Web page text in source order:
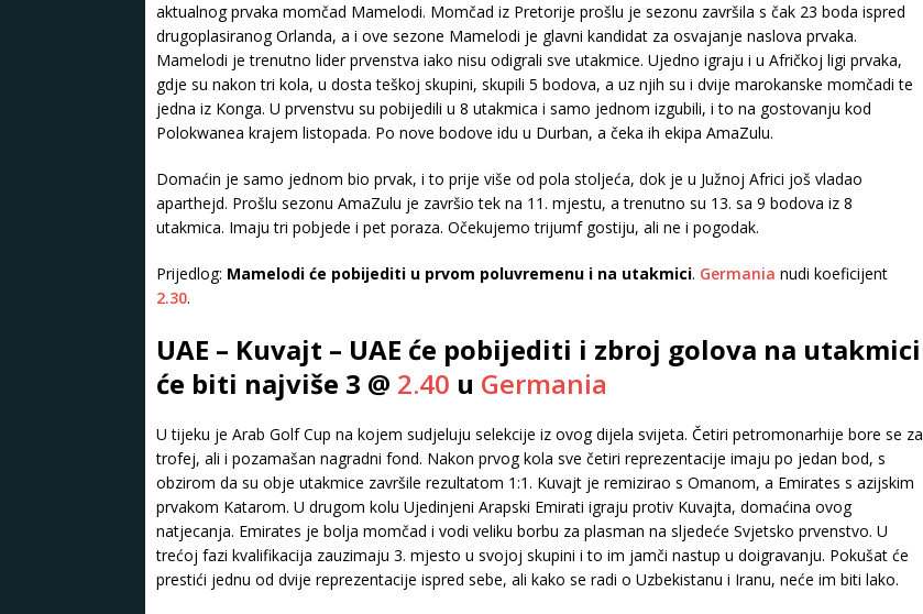
aktualnog prvaka momčad Mamelodi. Momčad iz Pretorije prošlu je sezonu završila s čak 23 boda ispred
drugoplasiranog Orlanda, a i ove sezone Mamelodi je glavni kandidat za osvajanje naslova prvaka.
Mamelodi je trenutno lider prvenstva iako nisu odigrali sve utakmice. Ujedno igraju i u Afričkoj ligi prvaka,
gdje su nakon tri kola, u dosta teškoj skupini, skupili 5 bodova, a uz njih su i dvije marokanske momčadi te
jedna iz Konga. U prvenstvu su pobijedili u 8 utakmica i samo jednom izgubili, i to na gostovanju kod
Polokwanea krajem listopada. Po nove bodove idu u Durban, a čeka ih ekipa AmaZulu.
Domaćin je samo jednom bio prvak, i to prije više od pola stoljeća, dok je u Južnoj Africi još vladao
aparthejd. Prošlu sezonu AmaZulu je završio tek na 11. mjestu, a trenutno su 13. sa 9 bodova iz 8
utakmica. Imaju tri pobjede i pet poraza. Očekujemo trijumf gostiju, ali ne i pogodak.
Prijedlog: Mamelodi će pobijediti u prvom poluvremenu i na utakmici. Germania nudi koeficijent
2.30.
UAE – Kuvajt – UAE će pobijediti i zbroj golova na utakmici
će biti najviše 3 @ 2.40 u Germania
U tijeku je Arab Golf Cup na kojem sudjeluju selekcije iz ovog dijela svijeta. Četiri petromonarhije bore se za
trofej, ali i pozamašan nagradni fond. Nakon prvog kola sve četiri reprezentacije imaju po jedan bod, s
obzirom da su obje utakmice završile rezultatom 1:1. Kuvajt je remizirao s Omanom, a Emirates s azijskim
prvakom Katarom. U drugom kolu Ujedinjeni Arapski Emirati igraju protiv Kuvajta, domaćina ovog
natjecanja. Emirates je bolja momčad i vodi veliku borbu za plasman na sljedeće Svjetsko prvenstvo. U
trećoj fazi kvalifikacija zauzimaju 3. mjesto u svojoj skupini i to im jamči nastup u doigravanju. Pokušat će
prestići jednu od dvije reprezentacije ispred sebe, ali kako se radi o Uzbekistanu i Iranu, neće im biti lako.